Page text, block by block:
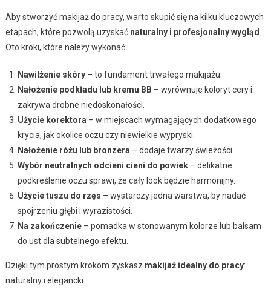
Aby stworzyć makijaż do pracy, warto skupić się na kilku kluczowych
etapach, które pozwolą uzyskać naturalny i profesjonalny wygląd
Oto kroki, które należy wykonać:
Nawilżenie skóry– to fundament trwałego makijażu.
Nałożenie podkładu lub kremu BB – wyrównuje koloryt cery i
zakrywa drobne niedoskonałości.
Użycie korektora – w miejscach wymagających dodatkowego
krycia, jak okolice oczu czy niewielkie wypryski.
Nałożenie różu lub bronzera – dodaje twarzy świeżości.
Wybór neutralnych odcieni cieni do powiek– delikatne
podkreślenie oczu sprawi, że cały look będzie harmonijny.
Użycie tuszu do rzęs – wystarczy jedna warstwa, by nadać
spojrzeniu głębi i wyrazistości.
Na zakończenie– pomadka w stonowanym kolorze lub balsam
do ust dla subtelnego efektu.
Dzięki tym prostym krokom zyskasz makijaż idealny do pracy:
naturalny i elegancki.